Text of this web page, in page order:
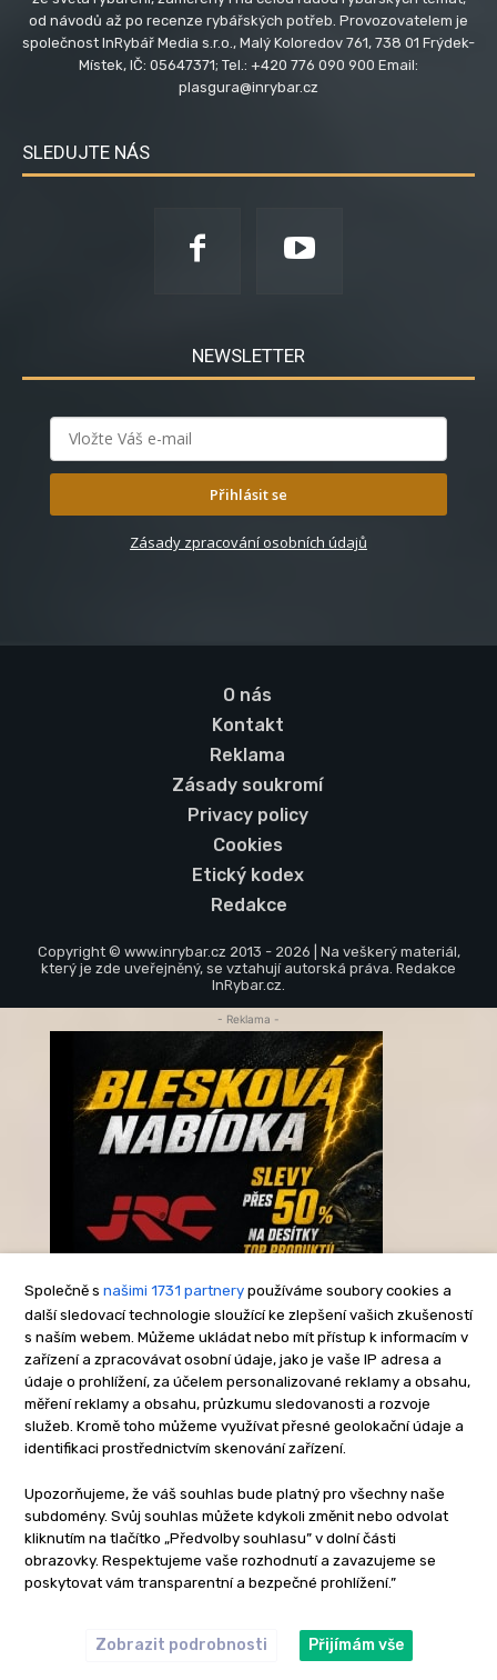
od návodů až po recenze rybářských potřeb. Provozovatelem je
společnost InRybář Media s.r.o., Malý Koloredov 761, 738 01 Frýdek-
Místek, IČ: 05647371; Tel.: +420 776 090 900 Email:
plasgura@inrybar.cz
SLEDUJTE NÁS
NEWSLETTER
Přihlásit se
Zásady zpracování osobních údajů
O nás
Kontakt
Reklama
Zásady soukromí
Privacy policy
Cookies
Etický kodex
Redakce
Copyright © www.inrybar.cz 2013 - 2026 | Na veškerý materiál,
který je zde uveřejněný, se vztahují autorská práva. Redakce
InRybar.cz.
Společně s našimi 1731 partnery používáme soubory cookies a
další sledovací technologie sloužící ke zlepšení vašich zkušeností
s naším webem. Můžeme ukládat nebo mít přístup k informacím v
zařízení a zpracovávat osobní údaje, jako je vaše IP adresa a
údaje o prohlížení, za účelem personalizované reklamy a obsahu,
měření reklamy a obsahu, průzkumu sledovanosti a rozvoje
služeb. Kromě toho můžeme využívat přesné geolokační údaje a
identifikaci prostřednictvím skenování zařízení.
Upozorňujeme, že váš souhlas bude platný pro všechny naše
subdomény. Svůj souhlas můžete kdykoli změnit nebo odvolat
kliknutím na tlačítko „Předvolby souhlasu” v dolní části
obrazovky. Respektujeme vaše rozhodnutí a zavazujeme se
poskytovat vám transparentní a bezpečné prohlížení.”
Zobrazit podrobnosti Přijímám vše
- Reklama -
-Reklama-